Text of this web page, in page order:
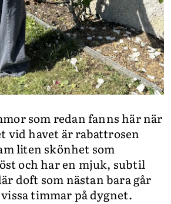
som redan fanns här när
vid havet är rabattrosen
liten skönhet som
och har en mjuk, subtil
doft som nästan bara går
timmar på dygnet.